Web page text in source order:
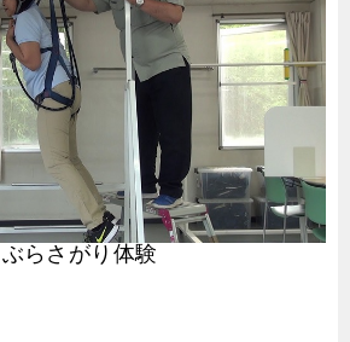
ぶらさがり体験